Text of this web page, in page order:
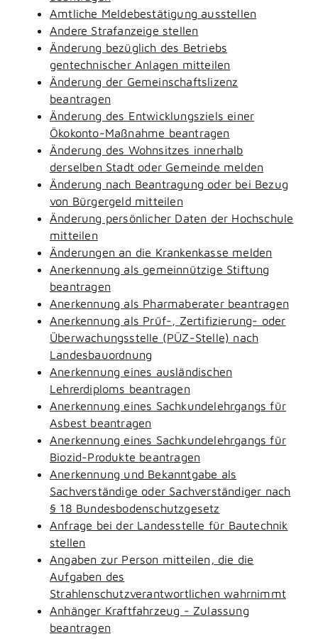
Amtliche Meldebestätigung ausstellen
Andere Strafanzeige stellen
Änderung bezüglich des Betriebs
gentechnischer Anlagen mitteilen
Änderung der Gemeinschaftslizenz
beantragen
Änderung des Entwicklungsziels einer
Ökokonto-Maßnahme beantragen
Änderung des Wohnsitzes innerhalb
derselben Stadt oder Gemeinde melden
Änderung nach Beantragung oder bei Bezug
von Bürgergeld mitteilen
Änderung persönlicher Daten der Hochschule
mitteilen
Änderungen an die Krankenkasse melden
Anerkennung als gemeinnützige Stiftung
beantragen
Anerkennung als Pharmaberater beantragen
Anerkennung als Prüf-, Zertifizierung- oder
Überwachungsstelle (PÜZ-Stelle) nach
Landesbauordnung
Anerkennung eines ausländischen
Lehrerdiploms beantragen
Anerkennung eines Sachkundelehrgangs für
Asbest beantragen
Anerkennung eines Sachkundelehrgangs für
Biozid-Produkte beantragen
Anerkennung und Bekanntgabe als
Sachverständige oder Sachverständiger nach
§ 18 Bundesbodenschutzgesetz
Anfrage bei der Landesstelle für Bautechnik
stellen
Angaben zur Person mitteilen, die die
Aufgaben des
Strahlenschutzverantwortlichen wahrnimmt
Anhänger Kraftfahrzeug - Zulassung
beantragen